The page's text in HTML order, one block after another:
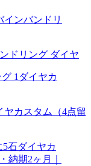
ドリング ダイヤ
ヤカスタム（4点留